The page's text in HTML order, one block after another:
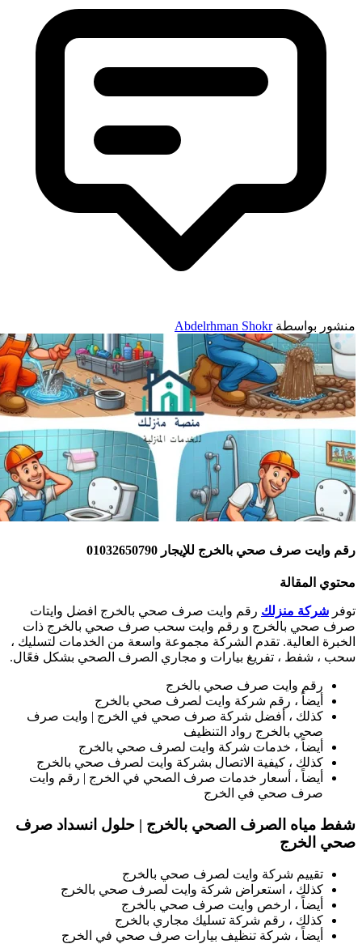
بواسطةAbdelrhman Shokr
وايت صرف صحي بالخرج للإيجار 01032650790
المقالة
شركة منزلكرقم وايت صرف صحي بالخرج افضل وايتات
صحي بالخرج و رقم وايت سحب صرف صحي بالخرج ذات
العالية. تقدم الشركة مجموعة واسعة من الخدمات لتسليك ،
، شفط ، تفريغ بيارات و مجاري الصرف الصحي بشكل فعًال.
رقم وايت صرف صحي بالخرج
أيضاً ، رقم شركة وايت لصرف صحي بالخرج
كذلك ، أفضل شركة صرف صحي في الخرج | وايت صرف
صحي بالخرج رواد التنظيف
أيضاً ، خدمات شركة وايت لصرف صحي بالخرج
كذلك ، كيفية الاتصال بشركة وايت لصرف صحي بالخرج
أيضاً ، أسعار خدمات صرف الصحي في الخرج | رقم وايت
صرف صحي في الخرج
مياه الصرف الصحي بالخرج | حلول انسداد صرف
الخرج
تقييم شركة وايت لصرف صحي بالخرج
كذلك ، استعراض شركة وايت لصرف صحي بالخرج
أيضاً ، ارخص وايت صرف صحي بالخرج
كذلك ، رقم شركة تسليك مجاري بالخرج
أيضاً ، شركة تنظيف بيارات صرف صحي في الخرج